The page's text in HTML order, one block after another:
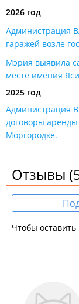
+7 (423) 222-72-
+7 (423) 261-
+7 (423) 252-75-
предприятий
+7 (423) 252-73-
+7 (423) 252-
+7 (423) 253-
контроля,
+7 (423) 265-
2026 год
Администрация
гаражей возле
Мэрия выявила
месте имения
2025 год
Администрация
договоры
Моргородке.
Отзывы
Чтобы